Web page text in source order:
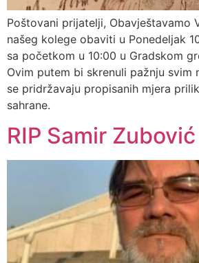
Poštovani prijatelji, Obavještavamo
našeg kolege obaviti u Ponedeljak
sa početkom u 10:00 u Gradskom
Ovim putem bi skrenuli pažnju svim
se pridržavaju propisanih mjera
sahrane.
RIP Samir Zubović